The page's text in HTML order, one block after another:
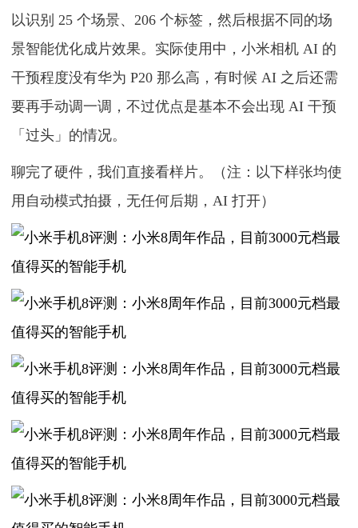
以识别 25 个场景、206 个标签，然后根据不同的场
景智能优化成片效果。实际使用中，小米相机 AI 的
干预程度没有华为 P20 那么高，有时候 AI 之后还需
要再手动调一调，不过优点是基本不会出现 AI 干预
「过头」的情况。
聊完了硬件，我们直接看样片。（注：以下样张均使
用自动模式拍摄，无任何后期，AI 打开）